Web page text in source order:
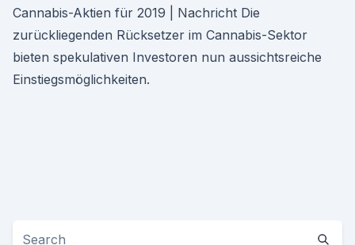
Cannabis-Aktien für 2019 | Nachricht Die
zurückliegenden Rücksetzer im Cannabis-Sektor
bieten spekulativen Investoren nun aussichtsreiche
Einstiegsmöglichkeiten.